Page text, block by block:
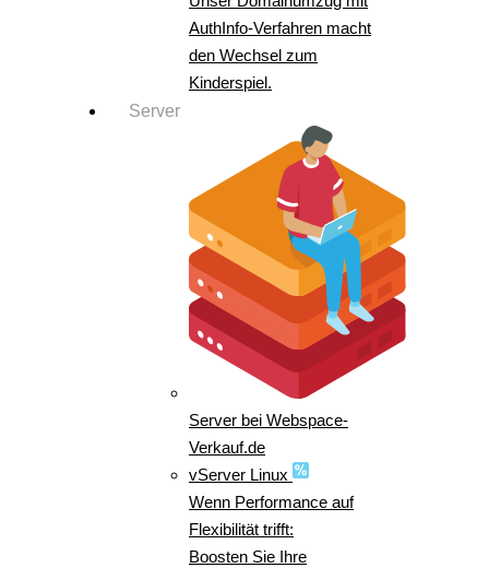
AuthInfo-Verfahren macht
den Wechsel zum
Kinderspiel.
Server
Server bei Webspace-
Verkauf.de
vServer Linux
Wenn Performance auf
Flexibilität trifft:
Boosten Sie Ihre